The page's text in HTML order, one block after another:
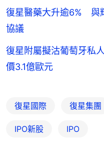
復星醫藥大升逾6% 與
協議
復星附屬擬沽葡萄牙私
價3.1億歐元
復星國際 復星集團
IPO新股 IPO